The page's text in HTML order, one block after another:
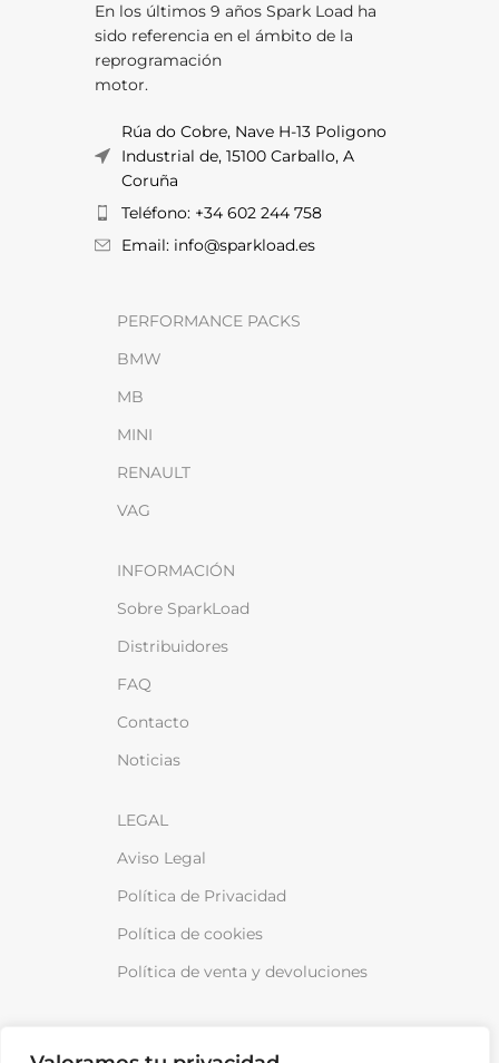
En los últimos 9 años Spark Load ha
sido referencia en el ámbito de la
reprogramación
motor.
Rúa do Cobre, Nave H-13 Poligono
Industrial de, 15100 Carballo, A
Coruña
Teléfono: +34 602 244 758
Email: info@sparkload.es
PERFORMANCE PACKS
BMW
MB
MINI
RENAULT
VAG
INFORMACIÓN
Sobre SparkLoad
Distribuidores
FAQ
Contacto
Noticias
LEGAL
Aviso Legal
Política de Privacidad
Política de cookies
Política de venta y devoluciones